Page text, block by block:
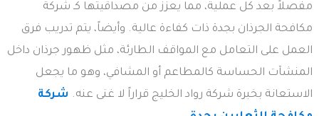
مفصلاً بعد كل عملية، مما يعزز من مصداقيتها كـ شركة
مكافحة الجرذان بجدة ذات كفاءة عالية. وأيضاً، يتم تدريب فرق
العمل على التعامل مع المواقف الطارئة، مثل ظهور جرذان داخل
المنشآت الحساسة كالمطاعم أو المشافي، وهو ما يجعل
الاستعانة بخبرة شركة رواد الخليج قراراً لا غنى عنه. شركة